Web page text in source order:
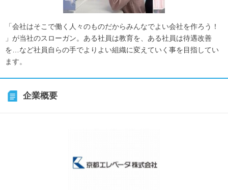
「会社はそこで働く人々のものだからみんなでよい会社を作ろう！
」が当社のスローガン。ある社員は教育を、ある社員は待遇改善
を…など社員自らの手でよりよい組織に変えていく事を目指してい
ます。
企業概要